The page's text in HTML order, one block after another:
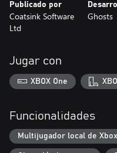
mientras dominas más de 30
Phantom Spark es un
tu mejor tiempo en carreras
regiones con elementos de
perfecciona tus habilidades y
los campeones.
Enciende la chispa
en la campaña para un
vez más rápidos y actuarán a
Publicado por
Coatsink Software
Ltd
Ghosts
Jugar con
XBOX One
Funcionalidades
Multijugador local de